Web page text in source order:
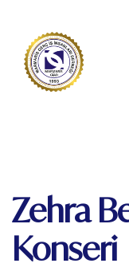
Zehra
Konseri